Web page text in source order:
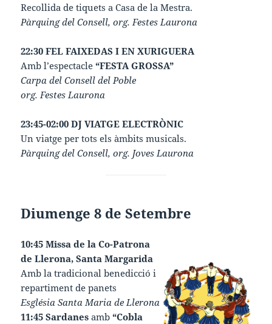
Recollida de tiquets a Casa de la Mestra.
Pàrquing del Consell, org. Festes Laurona
22:30 FEL FAIXEDAS I EN XURIGUERA
Amb l’espectacle“FESTA GROSSA”
Carpa del Consell del Poble
org. Festes Laurona
23:45-02:00 DJ VIATGE ELECTRÒNIC
Un viatge per tots els àmbits musicals.
Pàrquing del Consell, org. Joves Laurona
Diumenge 8 de Setembre
10:45 Missa de la Co-Patrona
de Llerona, Santa Margarida
Amb la tradicional benedicció i
repartiment de panets
Església Santa Maria de Llerona
11:45 Sardanes amb“Cobla